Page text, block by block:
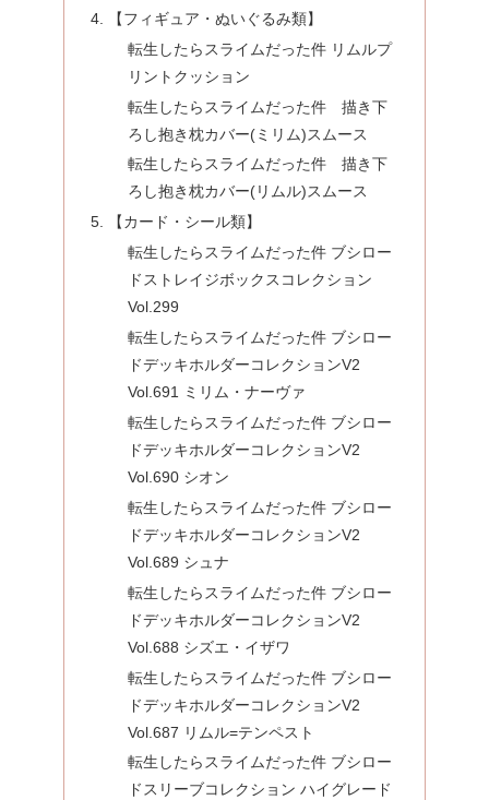
【フィギュア・ぬいぐるみ類】
転生したらスライムだった件 リムルプ
リントクッション
転生したらスライムだった件 描き下
ろし抱き枕カバー(ミリム)スムース
転生したらスライムだった件 描き下
ろし抱き枕カバー(リムル)スムース
【カード・シール類】
転生したらスライムだった件 ブシロー
ドストレイジボックスコレクション
Vol.299
転生したらスライムだった件 ブシロー
ドデッキホルダーコレクションV2
Vol.691 ミリム・ナーヴァ
転生したらスライムだった件 ブシロー
ドデッキホルダーコレクションV2
Vol.690 シオン
転生したらスライムだった件 ブシロー
ドデッキホルダーコレクションV2
Vol.689 シュナ
転生したらスライムだった件 ブシロー
ドデッキホルダーコレクションV2
Vol.688 シズエ・イザワ
転生したらスライムだった件 ブシロー
ドデッキホルダーコレクションV2
Vol.687 リムル=テンペスト
転生したらスライムだった件 ブシロー
ドスリーブコレクション ハイグレード